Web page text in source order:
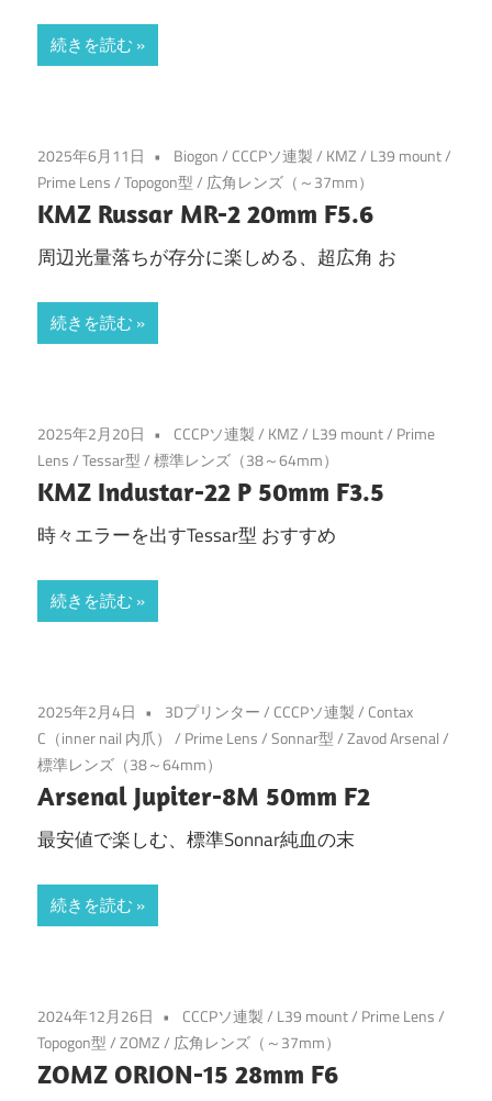
続きを読む
2025年6月11日 Biogon/ CCCPソ連製/ KMZ/ L39 mount/
Prime Lens/Topogon型/ 広角レンズ（～37mm）
KMZ Russar MR-2 20mm F5.6
周辺光量落ちが存分に楽しめる、超広角 お
続きを読む
2025年2月20日 CCCPソ連製/ KMZ/ L39 mount/ Prime
Lens/Tessar型/標準レンズ（38～64mm）
KMZ Industar-22 P 50mm F3.5
時々エラーを出すTessar型 おすすめ
続きを読む
2025年2月4日 3Dプリンター/ CCCPソ連製/ Contax
C（inner nail 内爪） / Prime Lens/Sonnar型/Zavod Arsenal/
標準レンズ（38～64mm）
Arsenal Jupiter-8M 50mm F2
最安値で楽しむ、標準Sonnar純血の末
続きを読む
2024年12月26日 CCCPソ連製/ L39 mount/ Prime Lens/
Topogon型/ZOMZ/ 広角レンズ（～37mm）
ZOMZ ORION-15 28mm F6